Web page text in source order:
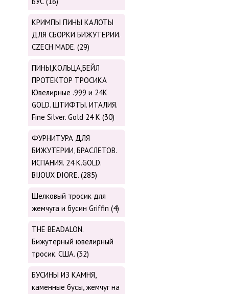
КРИМПЫ ПИНЫ КАЛОТЫ
ДЛЯ СБОРКИ БИЖУТЕРИИ.
CZECH MADE. (29)
ПИНЫ,КОЛЬЦА,БЕЙЛ
ПРОТЕКТОР ТРОСИКА
Ювелирные .999 и 24К
GOLD. ШТИФТЫ. ИТАЛИЯ.
Fine Silver. Gold 24 K (30)
ФУРНИТУРА ДЛЯ
БИЖУТЕРИИ, БРАСЛЕТОВ.
ИСПАНИЯ. 24 K.GOLD.
BIJOUX DIORE. (285)
Шелковый тросик для
жемчуга и бусин Griffin (4)
THE BEADALON.
Бижутерный ювелирный
тросик. США. (32)
БУСИНЫ ИЗ КАМНЯ,
каменные бусы, жемчуг на